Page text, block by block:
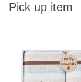
Pick up item